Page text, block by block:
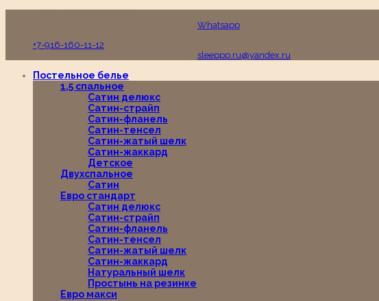
Whatsapp
+7-916-160-11-12
sleeppp.ru@yandex.ru
Постельное белье
1,5 спальное
Сатин делюкс
Сатин-страйп
Сатин-фланель
Сатин-тенсел
Сатин-жатый шелк
Сатин-жаккард
Детское
Двухспальное
Сатин
Евро стандарт
Сатин делюкс
Сатин-страйп
Сатин-фланель
Сатин-тенсел
Сатин-жатый шелк
Сатин-жаккард
Натуральный шелк
Простынь на резинке
Евро макси